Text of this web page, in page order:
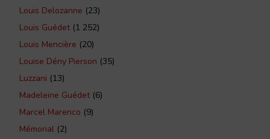
Louis Delozanne (23)
Louis Guédet(1 252)
Louis Mencière (20)
Louise Dény Pierson (35)
Luzzani (13)
Madeleine Guédet(6)
Marcel Marenco (9)
Mémorial (2)